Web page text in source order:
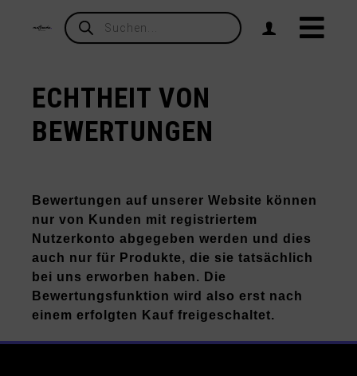
Products
search
ECHTHEIT VON
BEWERTUNGEN
Bewertungen auf unserer Website können
nur von Kunden mit registriertem
Nutzerkonto abgegeben werden und dies
auch nur für Produkte, die sie tatsächlich
bei uns erworben haben. Die
Bewertungsfunktion wird also erst nach
einem erfolgten Kauf freigeschaltet.